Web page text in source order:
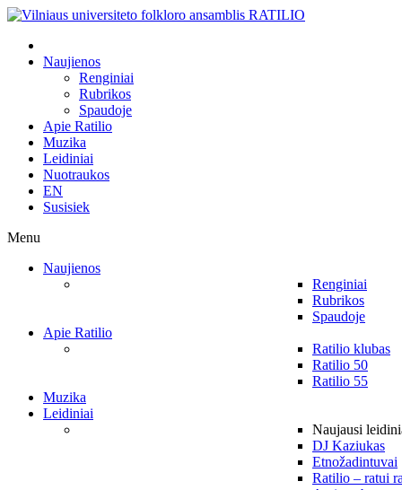
Naujienos
Renginiai
Rubrikos
Spaudoje
Apie Ratilio
Muzika
Leidiniai
Nuotraukos
EN
Susisiek
Menu
Naujienos
Renginiai
Rubrikos
Spaudoje
Apie Ratilio
Ratilio klubas
Ratilio 50
Ratilio 55
Muzika
Leidiniai
Naujausi
DJ Kaziukas
Etnožadintuvai
Ratilio – ratui